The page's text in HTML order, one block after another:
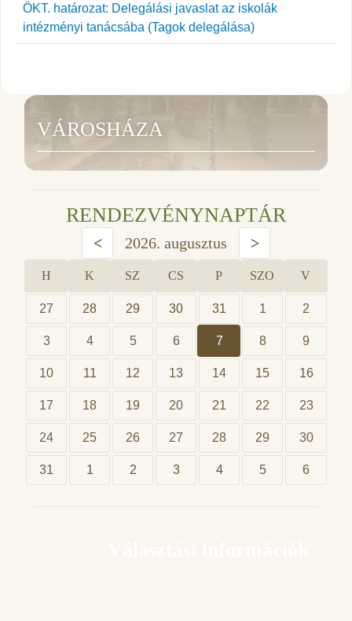
ÖKT. határozat: Delegálási javaslat az iskolák
intézményi tanácsába (Tagok delegálása)
VÁROSHÁZA
RENDEZVÉNYNAPTÁR
< 2026. augusztus >
H K SZ CS P SZO V
27 28 29 30 31 1 2
3 4 5 6 7 8 9
10 11 12 13 14 15 16
17 18 19 20 21 22 23
24 25 26 27 28 29 30
31 1 2 3 4 5 6